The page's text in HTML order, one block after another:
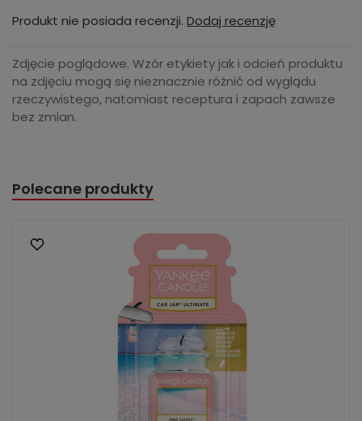
Produkt nie posiada recenzji. Dodaj recenzję
Zdjęcie poglądowe. Wzór etykiety jak i odcień produktu
na zdjęciu mogą się nieznacznie różnić od wyglądu
rzeczywistego, natomiast receptura i zapach zawsze
bez zmian.
Polecane produkty